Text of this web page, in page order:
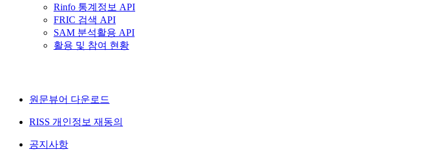
Rinfo 통계정보 API
FRIC 검색 API
SAM 분석활용 API
활용 및 참여 현황
원문뷰어 다운로드
RISS 개인정보 재동의
공지사항